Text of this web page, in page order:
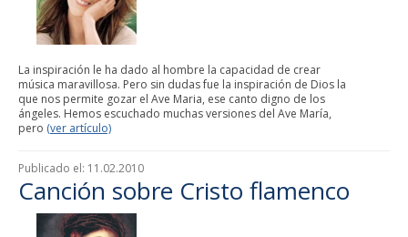
La inspiración le ha dado al hombre la capacidad de crear
música maravillosa. Pero sin dudas fue la inspiración de Dios la
que nos permite gozar el Ave Maria, ese canto digno de los
ángeles. Hemos escuchado muchas versiones del Ave María,
pero (ver artículo)
Publicado el: 11.02.2010
Canción sobre Cristo flamenco